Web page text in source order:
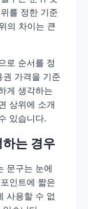
를 정한 기준
의 차이는 큰
로 순서를 정
가격을 기준
게 생각하는
상위에 소개
있습니다.
는 경우
문구는 눈에
인트에 짧은
사용할 수 없